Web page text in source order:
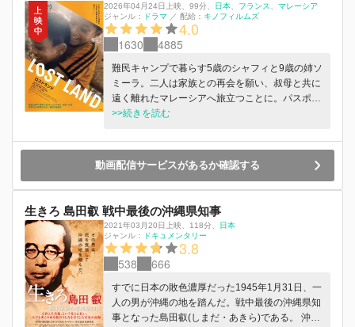
2026年04月24日上映 99分 日本 フランス
マレーシア
ジャンル：
ドラマ ／ 配給： キノフィルムズ
4.0
1630 4885
難民キャンプで暮らす5歳のシャフィと9歳の姉ソ
ミーラ。二人は家族との再会を願い、叔母と共に
遠く離れたマレーシアへ旅立つことに。パスポー
トを持てない彼らは密航業者に導かれるままに漁
に阻まれながらも、姉弟は過酷な道のりを必死に
乗り越えていく。
>>続きを読む
動画配信サービスがあるか確認する
生きろ 島田叡 戦中最後の沖縄県知事
2021年03月20日上映 118分
日本
ジャンル：
ドキュメンタリー
3.8
538 666
すでに日本の敗色濃厚だった1945年1月31日、一
人の男が沖縄の地を踏んだ。戦中最後の沖縄県知
事となった島田叡(しまだ・あきら)である。 沖縄